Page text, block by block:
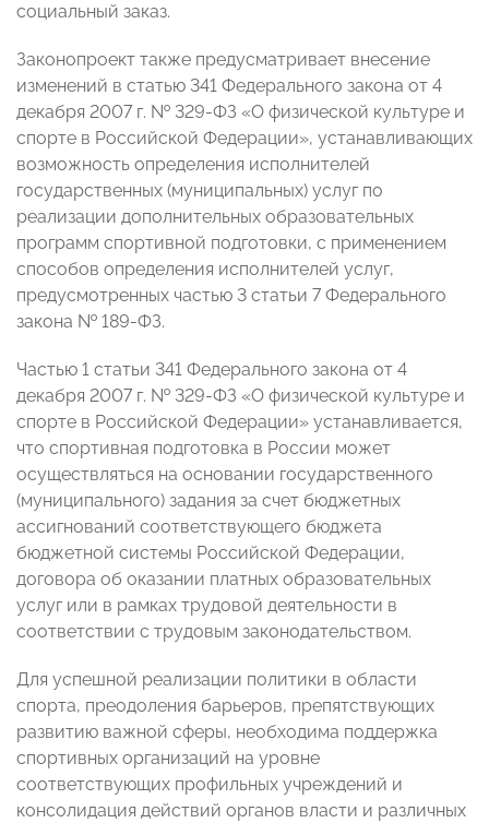
социальный заказ.
Законопроект также предусматривает внесение
изменений в статью 341 Федерального закона от 4
декабря 2007 г. № 329-ФЗ «О физической культуре и
спорте в Российской Федерации», устанавливающих
возможность определения исполнителей
государственных (муниципальных) услуг по
реализации дополнительных образовательных
программ спортивной подготовки, с применением
способов определения исполнителей услуг,
предусмотренных частью 3 статьи 7 Федерального
закона № 189-ФЗ.
Частью 1 статьи 341 Федерального закона от 4
декабря 2007 г. № 329-ФЗ «О физической культуре и
спорте в Российской Федерации» устанавливается,
что спортивная подготовка в России может
осуществляться на основании государственного
(муниципального) задания за счет бюджетных
ассигнований соответствующего бюджета
бюджетной системы Российской Федерации,
договора об оказании платных образовательных
услуг или в рамках трудовой деятельности в
соответствии с трудовым законодательством.
Для успешной реализации политики в области
спорта, преодоления барьеров, препятствующих
развитию важной сферы, необходима поддержка
спортивных организаций на уровне
соответствующих профильных учреждений и
консолидация действий органов власти и различных